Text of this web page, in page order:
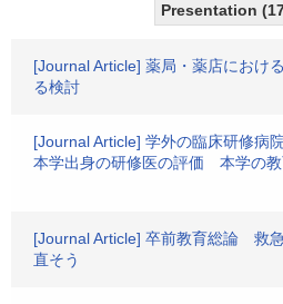
Presentation
[Journal Article] 薬局・薬店におけ
る検討
[Journal Article] 学外の臨床研修病
本学出身の研修医の評価 本学の教
[Journal Article] 卒前教育総論 救
直そう